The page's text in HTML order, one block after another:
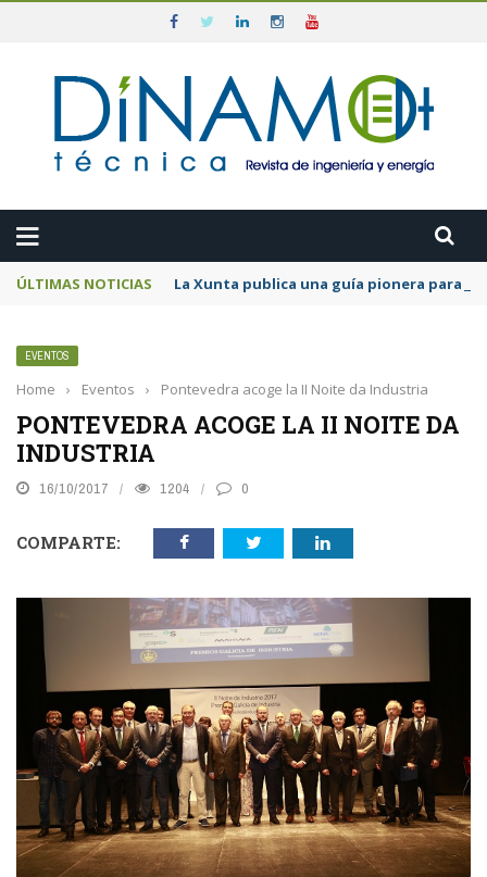
ÚLTIMAS NOTICIAS La Xunta publica una guía pionera para
EVENTOS
Home › Eventos › Pontevedra acoge la II Noite da Industria
PONTEVEDRA ACOGE LA II NOITE DA
INDUSTRIA
16/10/2017 1204 0
COMPARTE: